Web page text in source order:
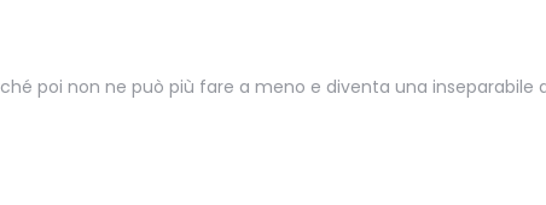
poi non ne può più fare a meno e diventa una inseparabile